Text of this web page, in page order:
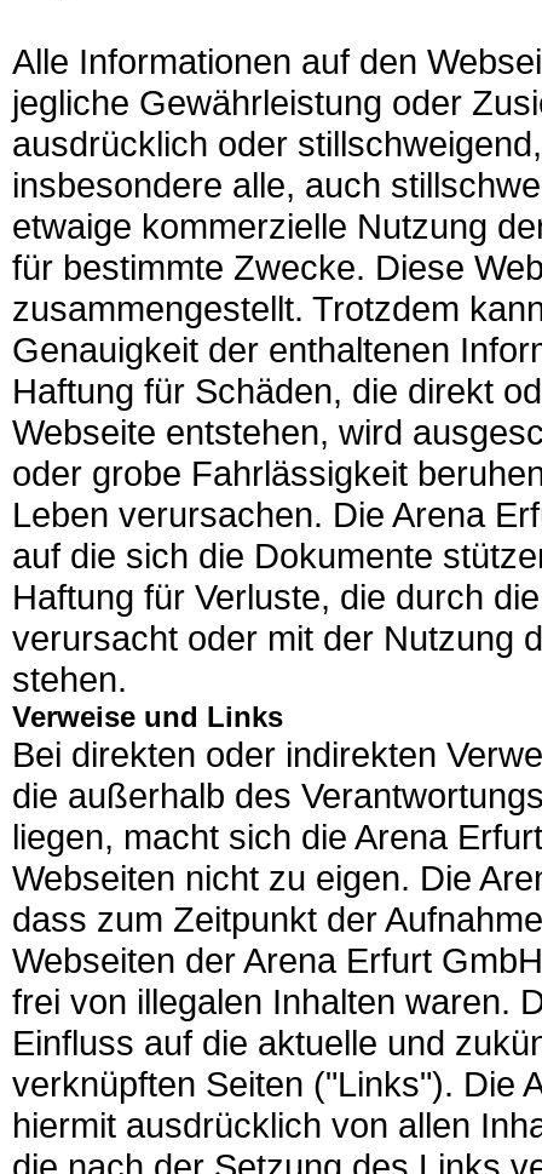
Alle Informationen auf den
jegliche Gewährleistung oder
ausdrücklich oder
insbesondere alle, auch
etwaige kommerzielle Nutzung
für bestimmte Zwecke. Diese
zusammengestellt. Trotzdem
Genauigkeit der enthaltenen
Haftung für Schäden, die direkt
Webseite entstehen, wird
oder grobe Fahrlässigkeit
Leben verursachen. Die Arena
auf die sich die Dokumente
Haftung für Verluste, die durch
verursacht oder mit der Nutzung
stehen.
Verweise und Links
Bei direkten oder indirekten
die außerhalb des
liegen, macht sich die Arena
Webseiten nicht zu eigen. Die
dass zum Zeitpunkt der
Webseiten der Arena Erfurt
frei von illegalen Inhalten waren.
Einfluss auf die aktuelle und
verknüpften Seiten ("Links"). Die
hiermit ausdrücklich von allen